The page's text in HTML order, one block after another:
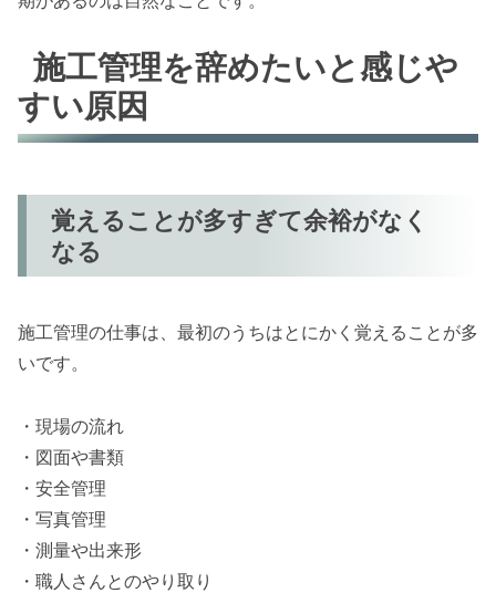
施工管理を辞めたいと感じや
すい原因
覚えることが多すぎて余裕がなく
なる
施工管理の仕事は、最初のうちはとにかく覚えることが多
いです。
・現場の流れ
・図面や書類
・安全管理
・写真管理
・測量や出来形
・職人さんとのやり取り